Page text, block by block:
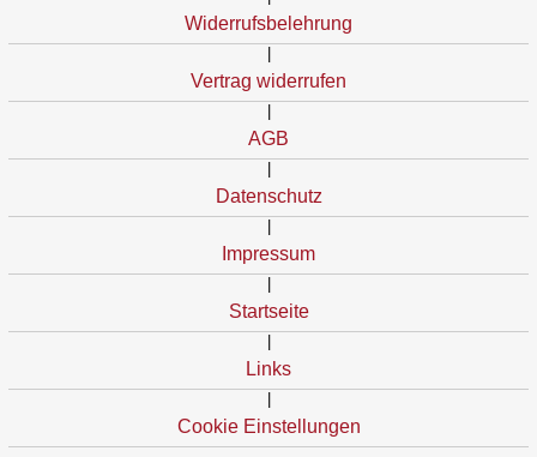
Widerrufsbelehrung
Vertrag widerrufen
AGB
Datenschutz
Impressum
Startseite
Links
Cookie Einstellungen